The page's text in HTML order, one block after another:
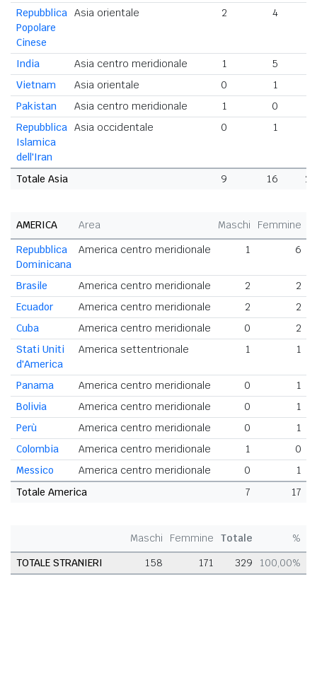
Repubblica
Popolare
Cinese
Asia orientale 2 4
India Asia centro meridionale 1 5
Vietnam
Asia orientale 0 1
Pakistan
Asia centro meridionale 1 0
Repubblica
Islamica
dell'Iran
Asia occidentale 0 1
Totale Asia 9 16 25
AMERICA Area Maschi Femmine
Repubblica
Dominicana
America centro meridionale 1 6
Brasile America centro meridionale 2
2
Ecuador
America centro meridionale 2
2
Cuba
America centro meridionale 0
2
Stati Uniti
d'America
America settentrionale 1 1
Panama America centro meridionale 0
1
Bolivia
America centro meridionale 0
1
Perù
America centro meridionale 0
1
Colombia
America centro meridionale 1
0
Messico
America centro meridionale 0
1
Totale America
7 17
Maschi Femmine Totale
%
TOTALE STRANIERI
158 171 329 100,00%